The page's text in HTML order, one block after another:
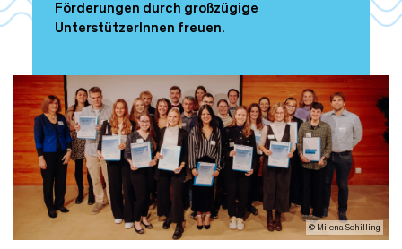
l
t
Förderungen durch großzügige
UnterstützerInnen freuen.
© Milena Schilling